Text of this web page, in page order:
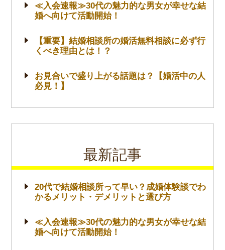
≪入会速報≫30代の魅力的な男女が幸せな結
婚へ向けて活動開始！
【重要】結婚相談所の婚活無料相談に必ず行
くべき理由とは！？
お見合いで盛り上がる話題は？【婚活中の人
必見！】
最新記事
20代で結婚相談所って早い？成婚体験談でわ
かるメリット・デメリットと選び方
≪入会速報≫30代の魅力的な男女が幸せな結
婚へ向けて活動開始！